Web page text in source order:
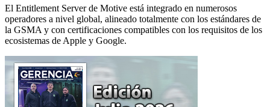
El Entitlement Server de Motive está integrado en numerosos
operadores a nivel global, alineado totalmente con los estándares de
la GSMA y con certificaciones compatibles con los requisitos de los
ecosistemas de Apple y Google.